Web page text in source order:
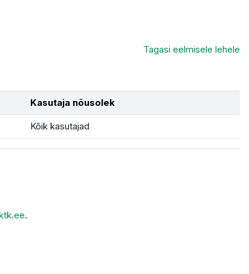
Tagasi eelmisele lehele
Kasutaja nõusolek
Kõik kasutajad
.